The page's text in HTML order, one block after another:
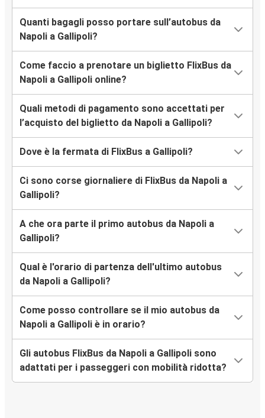
Quanti bagagli posso portare sull’autobus da
Napoli a Gallipoli?
Come faccio a prenotare un biglietto FlixBus da
Napoli a Gallipoli online?
Quali metodi di pagamento sono accettati per
l’acquisto del biglietto da Napoli a Gallipoli?
Dove è la fermata di FlixBus a Gallipoli?
Ci sono corse giornaliere di FlixBus da Napoli a
Gallipoli?
A che ora parte il primo autobus da Napoli a
Gallipoli?
Qual è l'orario di partenza dell'ultimo autobus
da Napoli a Gallipoli?
Come posso controllare se il mio autobus da
Napoli a Gallipoli è in orario?
Gli autobus FlixBus da Napoli a Gallipoli sono
adattati per i passeggeri con mobilità ridotta?